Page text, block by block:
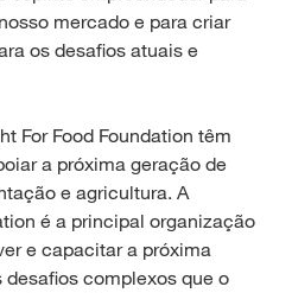
mercado e para criar
os desafios atuais e
For Food Foundation têm
a próxima geração de
e agricultura. A
é a principal organização
e capacitar a próxima
complexos que o